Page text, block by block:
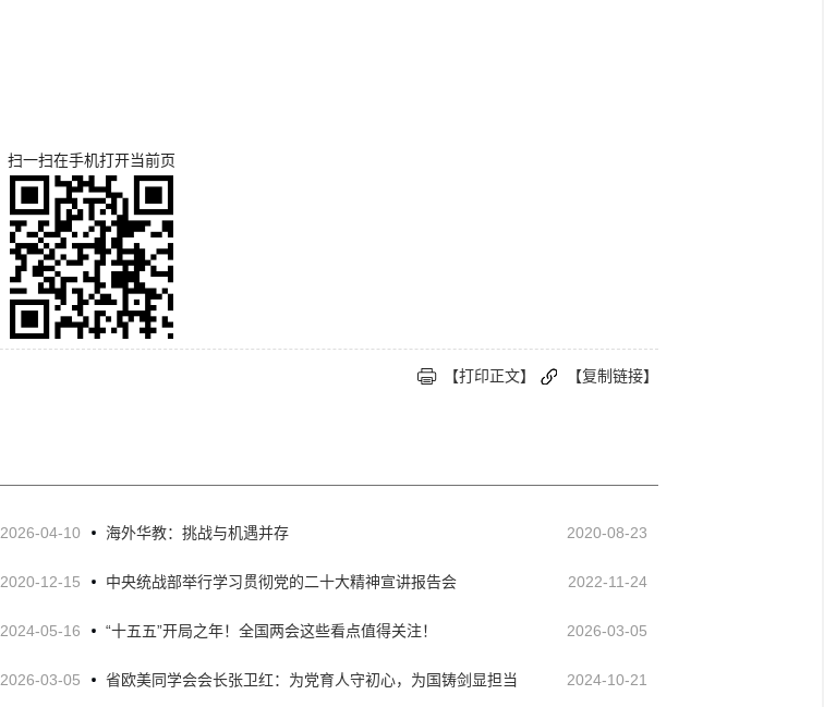
扫一扫在手机打开当前页
【打印正文】 【复制链接】
2026-04-10 2020-08-23
海外华教：挑战与机遇并存
2020-12-15 2022-11-24
中央统战部举行学习贯彻党的二十大精神宣讲报告会
2024-05-16 2026-03-05
“十五五”开局之年！全国两会这些看点值得关注！
2026-03-05 2024-10-21
省欧美同学会会长张卫红：为党育人守初心，为国铸剑显担当